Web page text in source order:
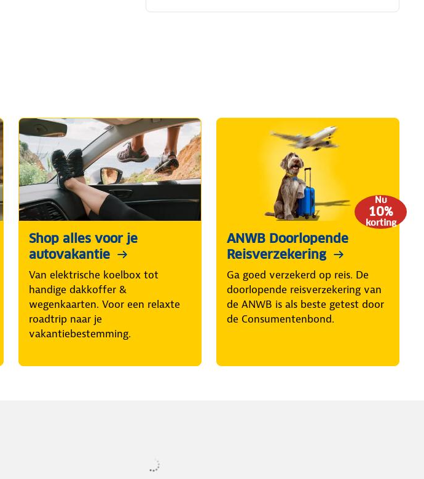
Shop alles voor je
autovakantie
Van elektrische koelbox tot
handige dakkoffer &
wegenkaarten. Voor een relaxte
roadtrip naar je
vakantiebestemming.
Nu
10%
korting
ANWB Doorlopende
Reisverzekering
Ga goed verzekerd op reis. De
doorlopende reisverzekering van
de ANWB is als beste getest door
de Consumentenbond.